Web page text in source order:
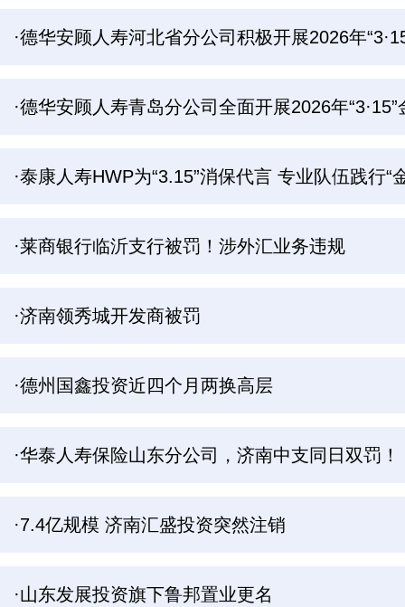
·德华安顾人寿河北省分公司积极开展2026年
·德华安顾人寿青岛分公司全面开展2026年
·泰康人寿HWP为“3.15”消保代言 专业队伍践行“
·莱商银行临沂支行被罚！涉外汇业务违规
·济南领秀城开发商被罚
·德州国鑫投资近四个月两换高层
·华泰人寿保险山东分公司，济南中支同日双罚！
·7.4亿规模 济南汇盛投资突然注销
·山东发展投资旗下鲁邦置业更名